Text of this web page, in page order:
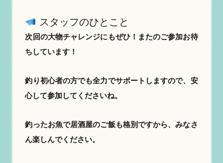
スタッフのひとこと
次回の大物チャレンジにもぜひ！またのご参加お待
ちしています！
釣り初心者の方でも全力でサポートしますので、安
心して参加してくださいね。
釣ったお魚で居酒屋のご飯も格別ですから、みなさ
ん楽しんでください。